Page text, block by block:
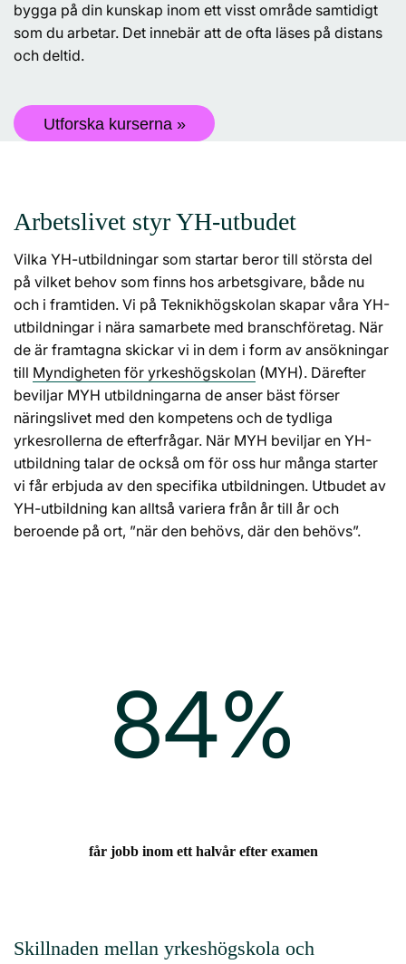
bygga på din kunskap inom ett visst område samtidigt
som du arbetar. Det innebär att de ofta läses på distans
och deltid.
Utforska kurserna »
Arbetslivet styr YH-utbudet
Vilka YH-utbildningar som startar beror till största del
på vilket behov som finns hos arbetsgivare, både nu
och i framtiden. Vi på Teknikhögskolan skapar våra YH-
utbildningar i nära samarbete med branschföretag. När
de är framtagna skickar vi in dem i form av ansökningar
till Myndigheten för yrkeshögskolan (MYH). Därefter
beviljar MYH utbildningarna de anser bäst förser
näringslivet med den kompetens och de tydliga
yrkesrollerna de efterfrågar. När MYH beviljar en YH-
utbildning talar de också om för oss hur många starter
vi får erbjuda av den specifika utbildningen. Utbudet av
YH-utbildning kan alltså variera från år till år och
beroende på ort, ”när den behövs, där den behövs”.
84%
får jobb inom ett halvår efter examen
Skillnaden mellan yrkeshögskola och